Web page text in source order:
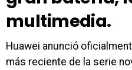
multimedia.
Huawei anunció
más reciente de la serie